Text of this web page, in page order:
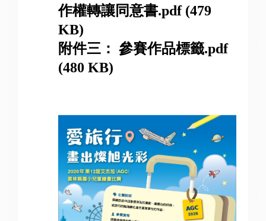
作權轉讓同意書.pdf (479
KB)
附件三： 參賽作品標籤.pdf
(480 KB)